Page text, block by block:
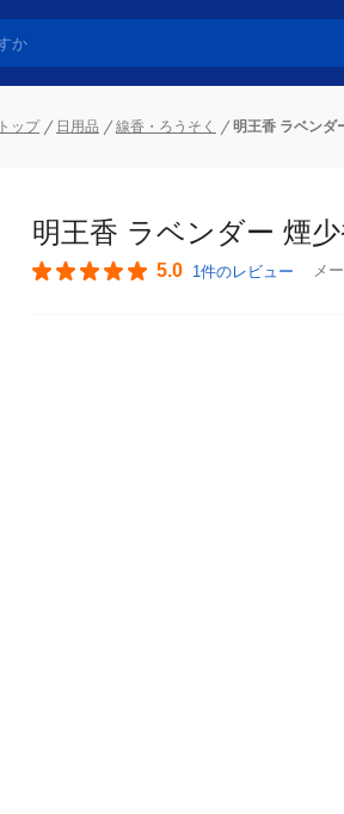
トップ 日用品 線香・ろうそく 明王香 ラベンダ
明王香 ラベンダー 煙
5.0 1件のレビュー メ